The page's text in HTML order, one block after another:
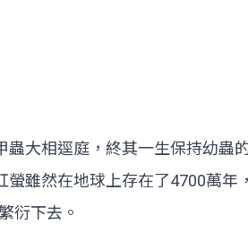
大相逕庭，終其一生保持幼蟲
雖然在地球上存在了4700萬
衍下去。